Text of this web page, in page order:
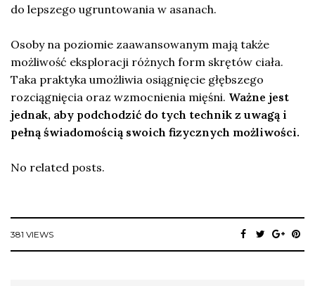
do lepszego ugruntowania w asanach.
Osoby na poziomie zaawansowanym mają także
możliwość eksploracji różnych form skrętów ciała.
Taka praktyka umożliwia osiągnięcie głębszego
rozciągnięcia oraz wzmocnienia mięśni. Ważne jest
jednak, aby podchodzić do tych technik z uwagą i
pełną świadomością swoich fizycznych możliwości.
No related posts.
381 VIEWS